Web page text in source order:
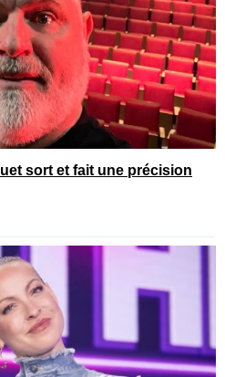
sort et fait une précision